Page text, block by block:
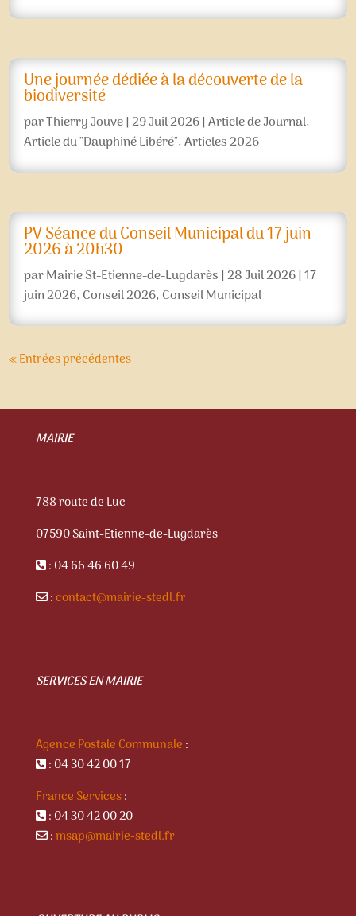
Une journée dédiée à la découverte de la
biodiversité
parThierry Jouve|29 Juil 2026|Article de Journal,
Article du "Dauphiné Libéré",Articles 2026
PV Séance du Conseil Municipal du 17 juin
2026 à 20h30
parMairie St-Etienne-de-Lugdarès|28 Juil 2026|17
juin 2026, Conseil 2026, Conseil Municipal
« Entrées précédentes
MAIRIE
788 route de Luc
07590 Saint-Etienne-de-Lugdarès
: 04 66 46 60 49
:contact@mairie-stedl.fr
SERVICES EN MAIRIE
Agence Postale Communale :
: 04 30 42 00 17
France Services:
: 04 30 42 00 20
:msap@mairie-stedl.fr